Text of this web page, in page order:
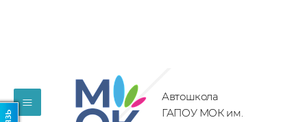
Автошкола
ГАПОУ МОК им.
≡